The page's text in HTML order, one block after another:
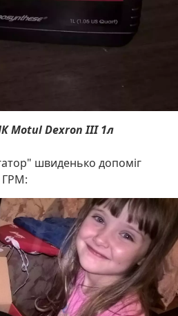
Motul Dexron III 1л
швиденько допоміг
ГРМ: